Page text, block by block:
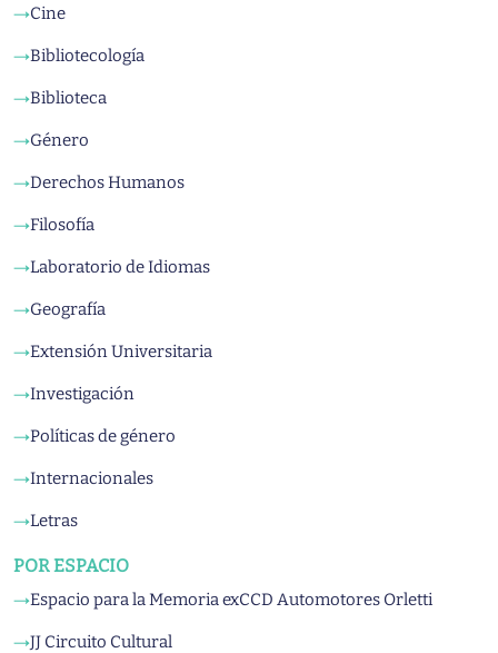
→Cine
→Bibliotecología
→Biblioteca
→Género
→Derechos Humanos
→Filosofía
→Laboratorio de Idiomas
→Geografía
→Extensión Universitaria
→Investigación
→Políticas de género
→Internacionales
→Letras
POR ESPACIO
→Espacio para la Memoria exCCD Automotores Orletti
→JJ Circuito Cultural